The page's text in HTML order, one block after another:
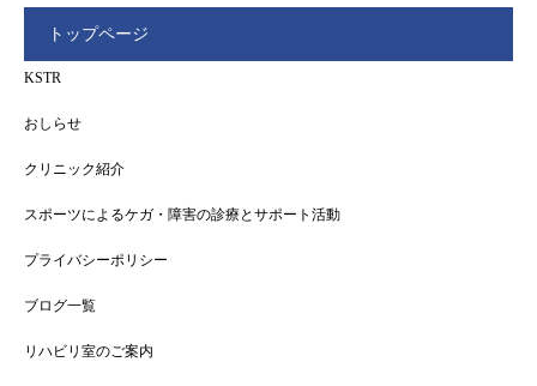
トップページ
KSTR
おしらせ
クリニック紹介
スポーツによるケガ・障害の診療とサポート活動
プライバシーポリシー
ブログ一覧
リハビリ室のご案内